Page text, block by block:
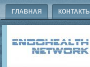
ГЛАВНАЯ КОНТАКТЫ